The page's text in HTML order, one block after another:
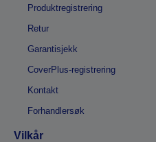
Produktregistrering
Retur
Garantisjekk
CoverPlus-registrering
Kontakt
Forhandlersøk
Vilkår